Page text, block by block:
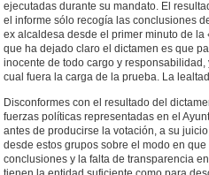
ejecutadas durante su mandato. El
el informe sólo recogía las conclusiones
ex alcaldesa desde el primer minuto de
que ha dejado claro el dictamen es que
inocente de todo cargo y
cual fuera la carga de la prueba. La
Disconformes con el resultado del
fuerzas políticas representadas en el
antes de producirse la votación, a su
desde estos grupos sobre el modo en
conclusiones y la falta de transparencia